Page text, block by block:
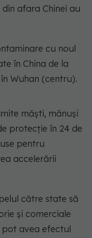
afara Chinei au
cu noul
în China de la
Wuhan (centru).
măşti, mănuşi
protecţie în 24 de
pentru
accelerării
către state să
şi comerciale
avea efectul